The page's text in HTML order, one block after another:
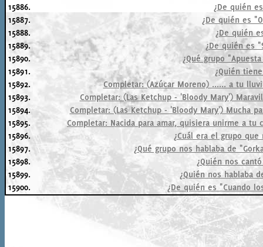
15886.
¿De quién
15887.
¿De quién es
15888.
¿De quién
15889.
¿De quién es
15890.
¿Qué grupo
15891.
¿Quién
15892.
Completar: (Azúcar Moreno) ...... a tu
15893.
Completar: (Las Ketchup - 'Bloody Mary')
15894.
Completar: (Las Ketchup - 'Bloody Mary') Mucha
15895.
Completar: Nacida para amar, quisiera unirme a
15896.
¿Cuál era el grupo
15897.
¿Qué grupo nos hablaba de
15898.
¿Quién nos
15899.
¿Quién nos hablaba
15900.
¿De quién es "Cuando